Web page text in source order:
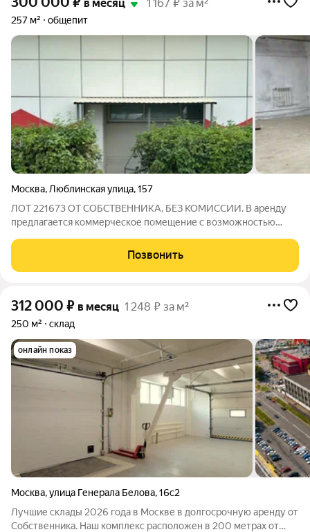
в месяц 1 167 ₽ за м²
257 м² общепит
Москва, Люблинская улица,157
ЛОТ 221673 ОТ СОБСТВЕННИКА, БЕЗ КОМИССИИ. В аренду
предлагается коммерческое помещение с возможностью
выгодном месте с высоким потоком как пешеходов, так и
автомобилистов. Доступ к помещению
Позвонить
312 000 ₽ в месяц 1 248 ₽ за м²
250 м² склад
онлайн показ
Москва,улица Генерала Белова,16с2
Лучшие склады 2026 года в Москве в долгосрочную аренду от
Собственника. Наш комплекс расположен в 200 метрах от